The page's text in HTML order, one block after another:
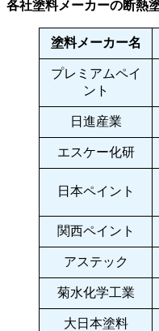
各社塗料メーカーの断熱
塗料メーカー名
プレミアムペイ
ント
日進産業
エスケー化研
日本ペイント
関西ペイント
アステック
菊水化学工業
大日本塗料